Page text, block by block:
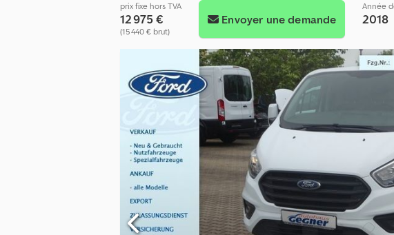
prix fixe hors TVA
12 975 €
(15 440 € brut)
Envoyer une demande
Année
2018